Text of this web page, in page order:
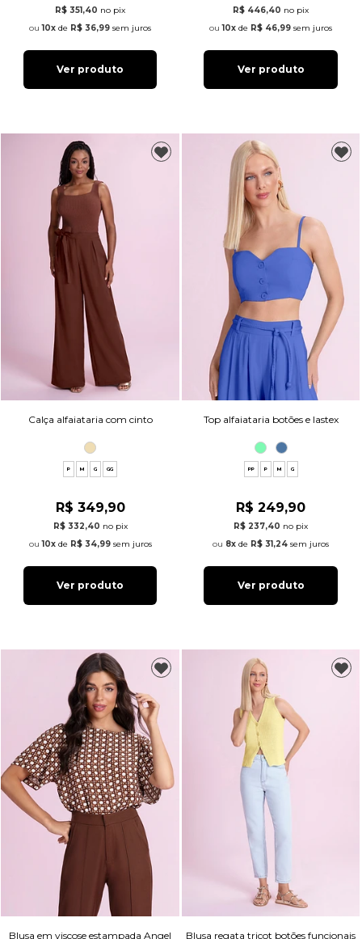
R$ 351,40 no pix
10x de R$ 36,99 sem juros
Ver produto
R$ 446,40 no pix
10x de R$ 46,99 sem juros
Ver produto
Calça alfaiataria com cinto
P M G GG
R$ 349,90
R$ 332,40 no pix
10xde R$ 34,99sem juros
Ver produto
Top alfaiataria botões e lastex
PP P M G
R$ 249,90
R$ 237,40 no pix
8x de R$ 31,24 sem juros
Ver produto
Blusa em viscose estampada Angel Blusa regata tricot botões funcionais